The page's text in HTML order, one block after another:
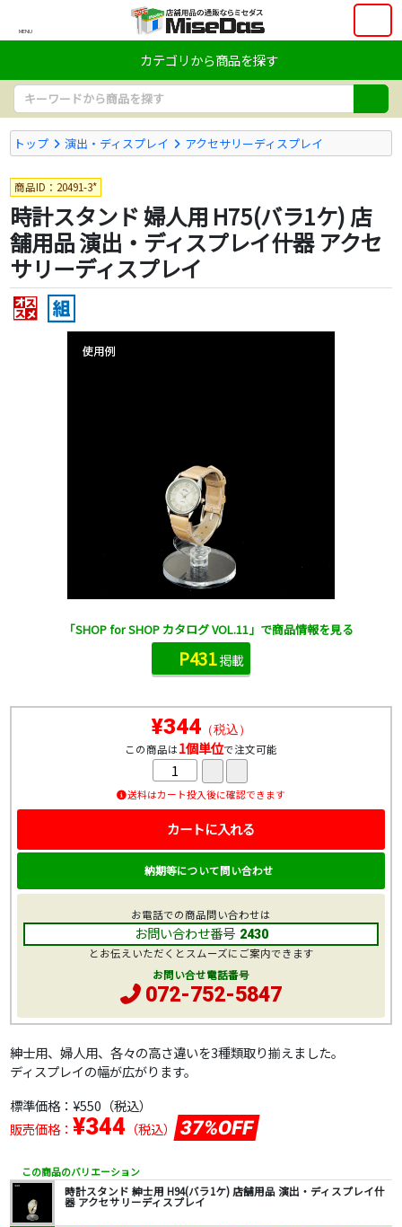
MENU
カテゴリから商品を探す
トップ 演出・ディスプレイ アクセサリーディスプレイ
商品ID：20491-3*
時計スタンド 婦人用 H75(バラ1ケ) 店
舗用品 演出・ディスプレイ什器 アクセ
サリーディスプレイ
紳士用、婦人用、各々の高さ違いを3種類取り揃えました。
ディスプレイの幅が広がります。
標準価格： ¥550 （税込）
販売価格： ¥344 （税込） 37%OFF
この商品のバリエーション
時計スタンド 紳士用 H94(バラ1ケ) 店舗用品 演出・ディスプレイ什
器 アクセサリーディスプレイ
¥344（税込）
この商品は1個単位で注文可能
送料はカート投入後に確認できます
カートに入れる
納期等について問い合わせ
お電話での商品問い合わせは
お問い合わせ番号 2430
とお伝えいただくとスムーズにご案内できます
お問い合せ電話番号
072-752-5847
「SHOP for SHOP カタログ VOL.11」で商品情報を見る
P431掲載